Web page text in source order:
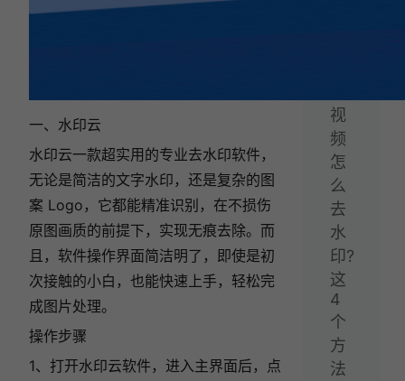
一、水印云
水印云一款超实用的专业去水印软件，
无论是简洁的文字水印，还是复杂的图
案 Logo，它都能精准识别，在不损伤
原图画质的前提下，实现无痕去除。而
且，软件操作界面简洁明了，即使是初
次接触的小白，也能快速上手，轻松完
成图片处理。
操作步骤
1、打开水印云软件，进入主界面后，点
视
频
怎
么
去
水
印?
这
4
个
方
法